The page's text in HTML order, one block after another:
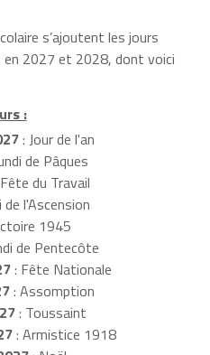
s’ajoutent les jours
en 2027 et 2028, dont voici
:
: Jour de l'an
de Pâques
du Travail
de l'Ascension
1945
de Pentecôte
: Fête Nationale
: Assomption
: Toussaint
: Armistice 1918